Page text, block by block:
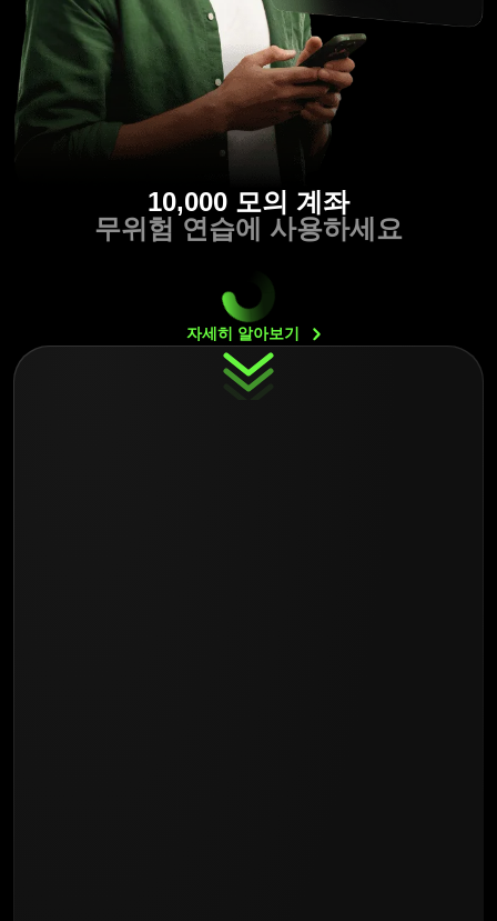
10,000 모의 계좌
무위험 연습에 사용하세요
자세히 알아보기